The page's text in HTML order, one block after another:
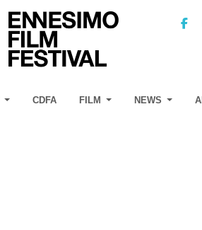
CDFA FILM NEWS